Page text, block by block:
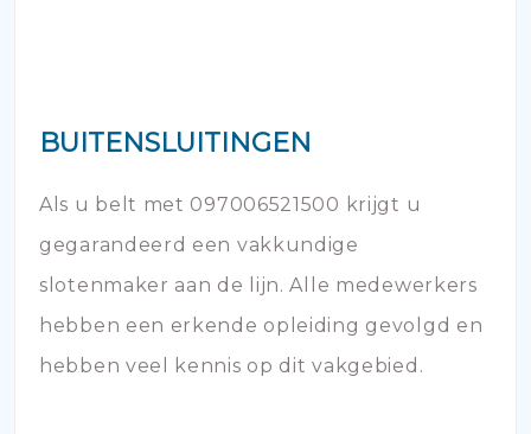
BUITENSLUITINGEN
Als u belt met 097006521500 krijgt u
gegarandeerd een vakkundige
slotenmaker aan de lijn. Alle medewerkers
hebben een erkende opleiding gevolgd en
hebben veel kennis op dit vakgebied.